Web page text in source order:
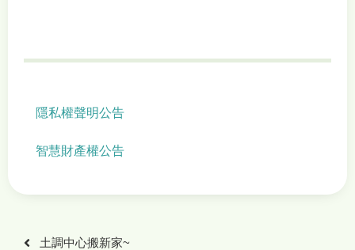
隱私權聲明公告
智慧財產權公告
土調中心搬新家~